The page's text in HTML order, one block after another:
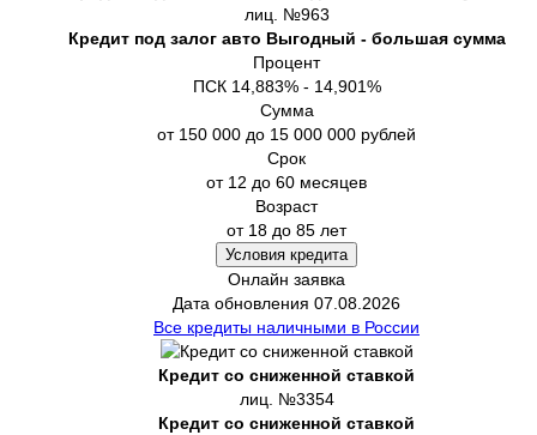
лиц. №963
Кредит под залог авто Выгодный - большая сумма
Процент
ПСК 14,883% - 14,901%
Сумма
от 150 000 до 15 000 000 рублей
Срок
от 12 до 60 месяцев
Возраст
от 18 до 85 лет
Условия кредита
Онлайн заявка
Дата обновления 07.08.2026
Все кредиты наличными в России
Кредит со сниженной ставкой
лиц. №3354
Кредит со сниженной ставкой